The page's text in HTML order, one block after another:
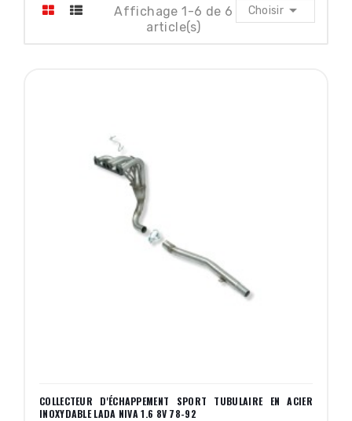
Choisir 
Affichage 1-6 de 6
article(s)
COLLECTEUR D'ÉCHAPPEMENT SPORT TUBULAIRE EN ACIER
INOXYDABLE LADA NIVA 1.6 8V 78-92